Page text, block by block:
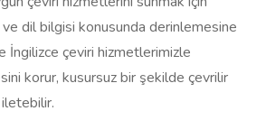
dil bilgisi konusunda derinlemesine
İngilizce çeviri hizmetlerimizle
korur, kusursuz bir şekilde çevrilir